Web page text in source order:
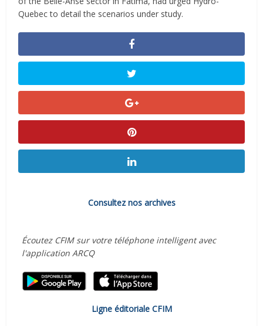
Quebec to detail the scenarios under study.
Consultez nos archives
Écoutez CFIM sur votre téléphone intelligent avec
l'application ARCQ
Ligne éditoriale CFIM